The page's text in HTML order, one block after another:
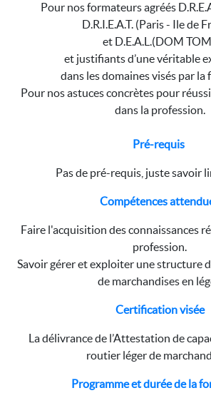
Pour nos formateurs agréés
D.R.I.E.A.T. (Paris - Ile de
et D.E.A.L.(DOM
et justifiants d’une véritable
dans les domaines visés par la
Pour nos astuces concrètes pour
dans la profession.
Pré-requis
Pas de pré-requis, juste savoir
Compétences
Faire l'acquisition des connaissances
profession.
Savoir gérer et exploiter une structure
de marchandises en
Certification visée
La délivrance de l’Attestation de
routier léger de
Programme et durée de la